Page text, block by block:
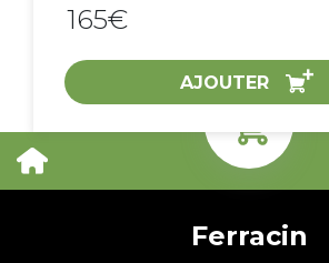
165€
AJOUTER
ACHAT EXPRESS
Ferracin